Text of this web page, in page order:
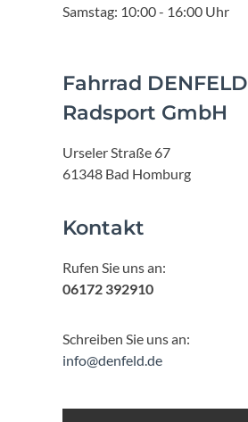
Samstag: 10:00 - 16:00 Uhr
Fahrrad DENFELD
Radsport GmbH
Urseler Straße 67
61348 Bad Homburg
Kontakt
Rufen Sie uns an:
06172 392910
Schreiben Sie uns an:
info@denfeld.de